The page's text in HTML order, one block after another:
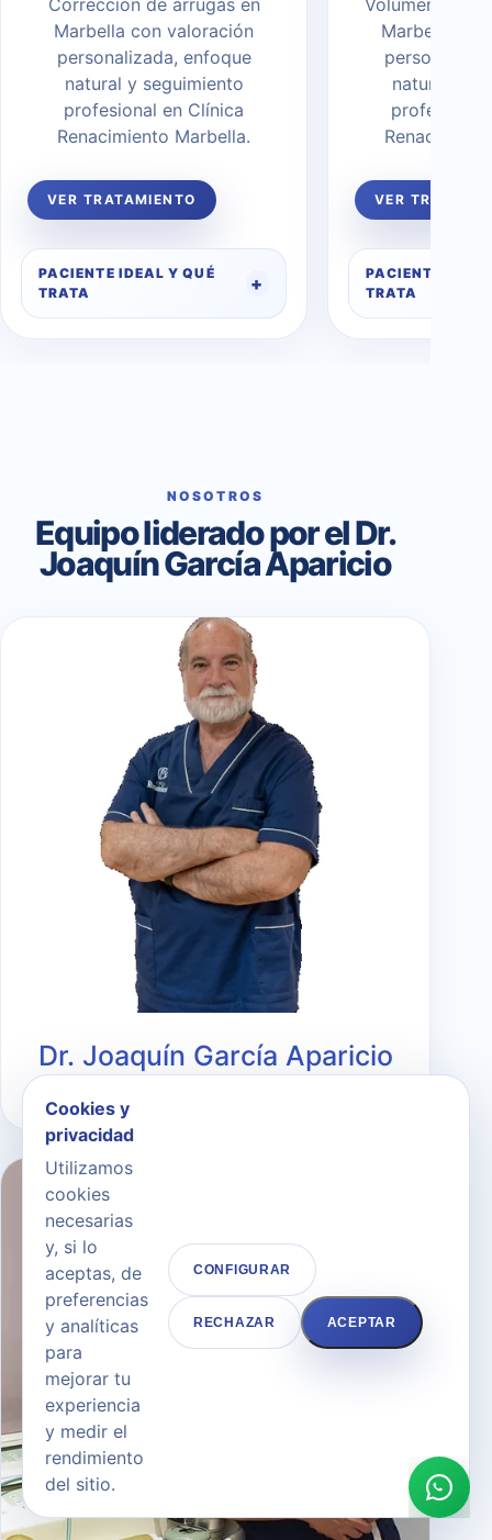
Corrección de arrugas en
Marbella con valoración
personalizada, enfoque
natural y seguimiento
profesional en Clínica
Renacimiento Marbella.
VER TRATAMIENTO
PACIENTE IDEAL Y QUÉ
TRATA
Volumen facial
Marbella
natural y
profesional
VER
PACIENTE
TRATA
NOSOTROS
Equipo liderado por el Dr.
Joaquín García Aparicio
Dr. Joaquín García Aparicio
Cookies y
privacidad
Utilizamos
cookies
necesarias
y, si lo
aceptas, de
preferencias
y analíticas
para
mejorar tu
experiencia
y medir el
rendimiento
del sitio.
CONFIGURAR
RECHAZAR ACEPTAR